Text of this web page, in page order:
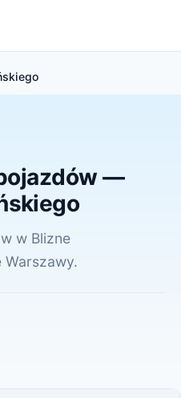
—
w Blizne